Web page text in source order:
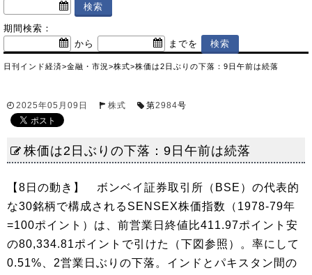
期間検索：
から
までを
日刊インド経済>金融・市況 >株式>株価は2日ぶりの下落：9日午前は続落
2025年05月09日 株式 第2984号
株価は2日ぶりの下落：9日午前は続落
【8日の動き】 ボンベイ証券取引所（BSE）の代表的
な30銘柄で構成されるSENSEX株価指数（1978-79年
=100ポイント）は、前営業日終値比411.97ポイント安
の80,334.81ポイントで引けた（下図参照）。率にして
0.51%、2営業日ぶりの下落。インドとパキスタン間の